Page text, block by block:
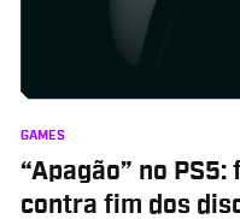
GAMES
“Apagão” no
contra fim dos